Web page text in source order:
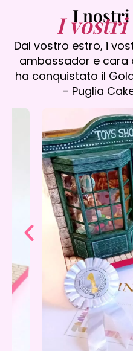
I
I vostri
Dal vostro estro, i
ambassador e cara
ha conquistato il
– Puglia